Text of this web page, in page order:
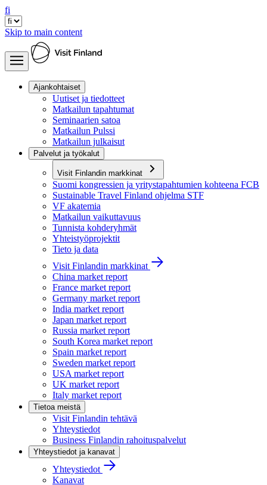
fi
Skip to main content
Ajankohtaiset
Uutiset ja tiedotteet
Matkailun tapahtumat
Seminaarien satoa
Matkailun Pulssi
Matkailun julkaisut
Palvelut ja työkalut
Visit Finlandin markkinat
Suomi kongressien ja yritystapahtumien kohteena FCB
Sustainable Travel Finland ohjelma STF
VF akatemia
Matkailun vaikuttavuus
Tunnista kohderyhmät
Yhteistyöprojektit
Tieto ja data
Visit Finlandin markkinat
China market report
France market report
Germany market report
India market report
Japan market report
Russia market report
South Korea market report
Spain market report
Sweden market report
USA market report
UK market report
Italy market report
Tietoa meistä
Visit Finlandin tehtävä
Yhteystiedot
Business Finlandin rahoituspalvelut
Yhteystiedot ja kanavat
Yhteystiedot
Kanavat